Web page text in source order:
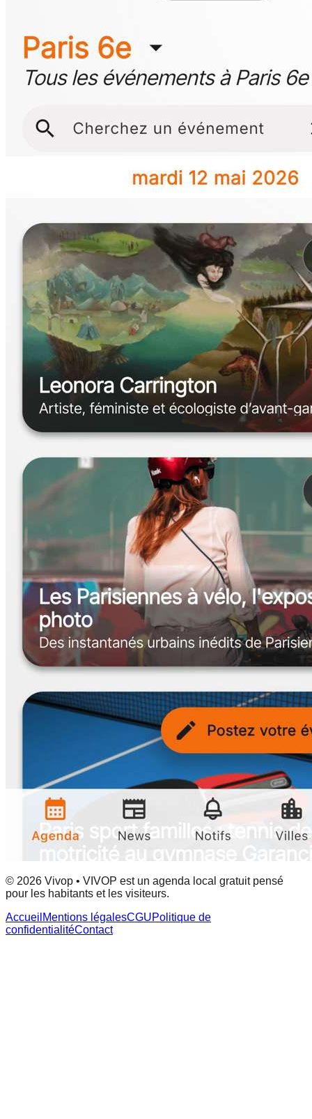
© 2026 Vivop • VIVOP est un agenda local gratuit pensé
pour les habitants et les visiteurs.
Accueil Mentions légalesCGUPolitique de
confidentialitéContact